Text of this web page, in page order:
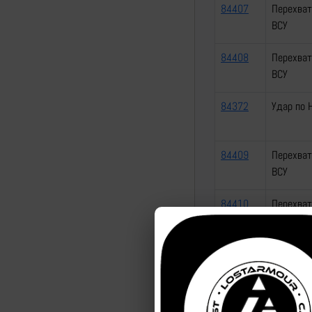
84407
ВСУ
84408
ВСУ
84372 Удар по
84409
ВСУ
84410
84411
ВСУ
84412